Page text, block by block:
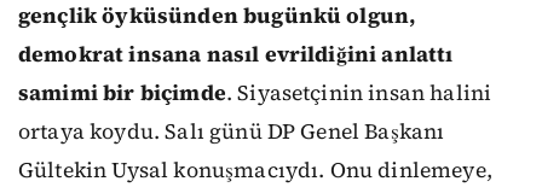
gençlik öyküsünden bugünkü olgun,
demokrat insana nasıl evrildiğini anlattı
samimi bir biçimde. Siyasetçinin insan halini
ortaya koydu. Salı günü DP Genel Başkanı
Gültekin Uysal konuşmacıydı. Onu dinlemeye,